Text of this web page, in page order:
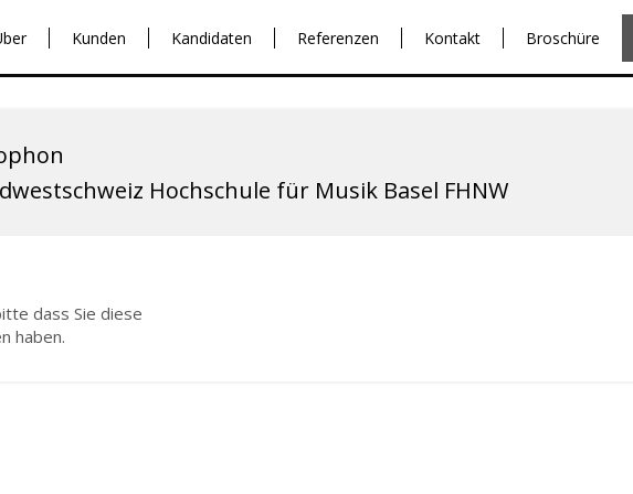
Kunden Kandidaten Referenzen Kontakt Broschüre
Hochschule für Musik Basel FHNW
dass Sie diese
haben.